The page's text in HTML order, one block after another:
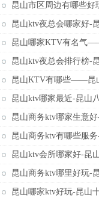
昆山市区周边有哪些好
昆山ktv夜总会哪家好-
昆山哪家KTV有名气
昆山ktv夜总会排行榜-
昆山KTV有哪些——昆
昆山ktv哪家最近-昆山
昆山商务ktv哪家生意
昆山商务ktv有哪些服
昆山ktv会所哪家好-昆
昆山商务ktv哪里好玩-
昆山哪家ktv好玩-昆山